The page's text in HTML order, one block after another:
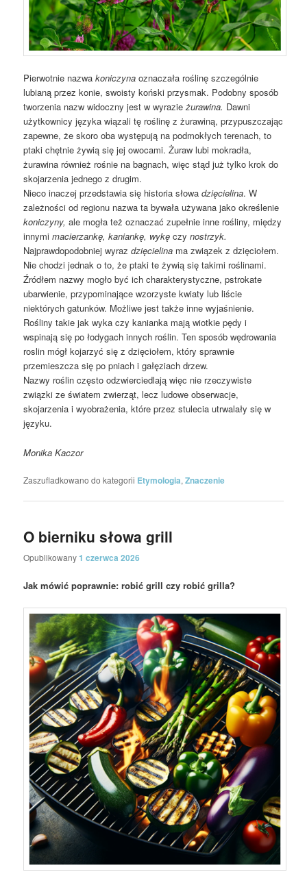
Pierwotnie nazwakoniczyna oznaczała roślinę szczególnie
lubianą przez konie, swoisty koński przysmak. Podobny sposób
tworzenia nazw widoczny jest w wyrazieżurawina. Dawni
użytkownicy języka wiązali tę roślinę z żurawiną, przypuszczając
zapewne, że skoro oba występują na podmokłych terenach, to
ptaki chętnie żywią się jej owocami. Żuraw lubi mokradła,
żurawina również rośnie na bagnach, więc stąd już tylko krok do
skojarzenia jednego z drugim.
Nieco inaczej przedstawia się historia słowadzięcielina. W
zależności od regionu nazwa ta bywała używana jako określenie
koniczyny, ale mogła też oznaczać zupełnie inne rośliny, między
innymimacierzankę, kaniankę, wykę czynostrzyk.
Najprawdopodobniej wyrazdzięcielina ma związek z dzięciołem.
Nie chodzi jednak o to, że ptaki te żywią się takimi roślinami.
Źródłem nazwy mogło być ich charakterystyczne, pstrokate
ubarwienie, przypominające wzorzyste kwiaty lub liście
niektórych gatunków. Możliwe jest także inne wyjaśnienie.
Rośliny takie jak wyka czy kanianka mają wiotkie pędy i
wspinają się po łodygach innych roślin. Ten sposób wędrowania
roslin mógł kojarzyć się z dzięciołem, który sprawnie
przemieszcza się po pniach i gałęziach drzew.
Nazwy roślin często odzwierciedlają więc nie rzeczywiste
związki ze światem zwierząt, lecz ludowe obserwacje,
skojarzenia i wyobrażenia, które przez stulecia utrwalały się w
języku.
Monika Kaczor
Zaszufladkowano do kategorii Etymologia,Znaczenie
O bierniku słowa grill
Opublikowany1 czerwca 2026
Jak mówić poprawnie: robić grill czy robić grilla?